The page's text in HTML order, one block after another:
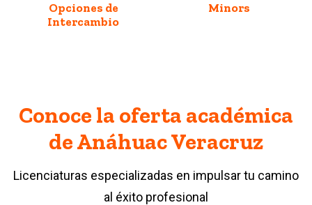
Opciones de
Intercambio
Minors
Conoce la oferta académica
de Anáhuac Veracruz
Licenciaturas especializadas en impulsar tu camino
al éxito profesional